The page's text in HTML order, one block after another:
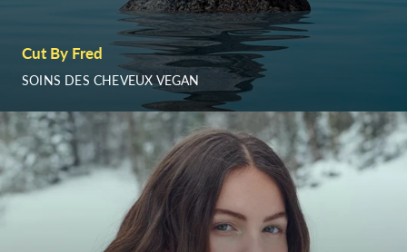
Cut By Fred
SOINS DES CHEVEUX VEGAN